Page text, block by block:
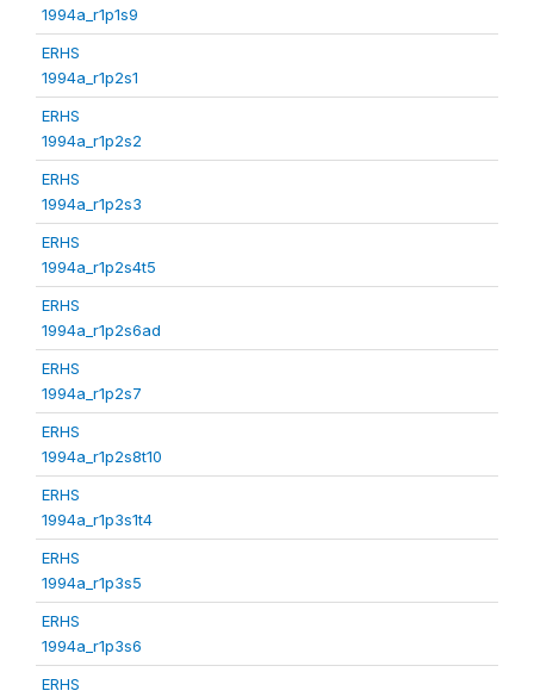
1994a_r1p1s9
ERHS
1994a_r1p2s1
ERHS
1994a_r1p2s2
ERHS
1994a_r1p2s3
ERHS
1994a_r1p2s4t5
ERHS
1994a_r1p2s6ad
ERHS
1994a_r1p2s7
ERHS
1994a_r1p2s8t10
ERHS
1994a_r1p3s1t4
ERHS
1994a_r1p3s5
ERHS
1994a_r1p3s6
ERHS